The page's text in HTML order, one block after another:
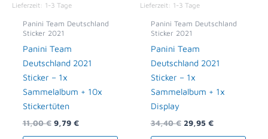
Lieferzeit: 1-3 Tage
Panini Team Deutschland
Sticker 2021
Panini Team
Deutschland 2021
Sticker – 1x
Sammelalbum + 10x
Stickertüten
11,00€ 9,79 €
Lieferzeit: 1-3 Tage
Panini Team Deutschland
Sticker 2021
Panini Team
Deutschland 2021
Sticker – 1x
Sammelalbum + 1x
Display
34,40€ 29,95 €